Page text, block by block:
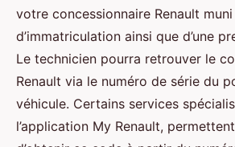
votre concessionnaire Renault
d’immatriculation ainsi que d’une
Le technicien pourra retrouver le
Renault via le numéro de série du
véhicule. Certains services
l’application My Renault,